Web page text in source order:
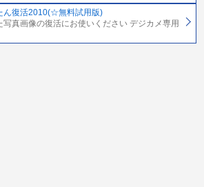
ん復活2010(☆無料試用版)
写真画像の復活にお使いください デジカメ専用